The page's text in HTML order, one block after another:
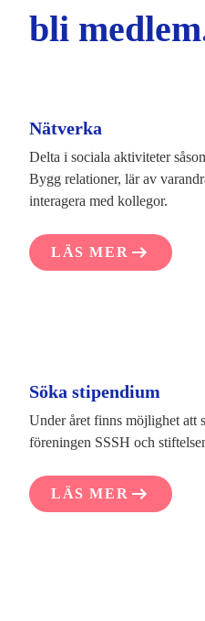
bli
Nätverka
Delta i sociala aktiviteter
Bygg relationer, lär av
interagera med kollegor.
LÄS MER
Söka stipendium
Under året finns möjlighet att
föreningen SSSH och
LÄS MER